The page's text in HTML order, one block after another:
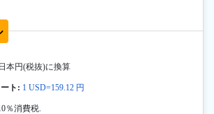
本円(税抜)に換算
ト: 1 USD=159.12 円
％消費税.